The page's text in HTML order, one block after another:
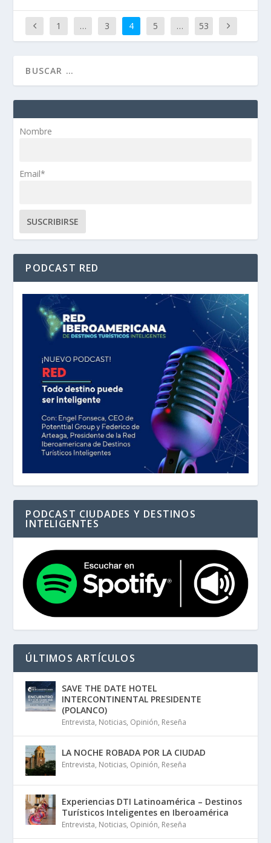
1 … 3 4 5 … 53
Nombre
Email*
PODCAST RED
PODCAST CIUDADES Y DESTINOS
INTELIGENTES
ÚLTIMOS ARTÍCULOS
SAVE THE DATE HOTEL
INTERCONTINENTAL PRESIDENTE
(POLANCO)
Entrevista, Noticias, Opinión, Reseña
LA NOCHE ROBADA POR LA CIUDAD
Entrevista, Noticias, Opinión, Reseña
Experiencias DTI Latinoamérica – Destinos
Turísticos Inteligentes en Iberoamérica
Entrevista, Noticias, Opinión, Reseña